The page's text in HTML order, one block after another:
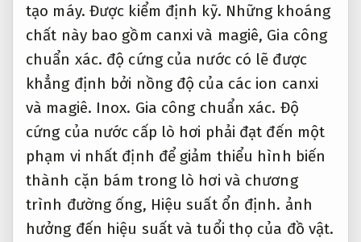
tạo máy. Được kiểm định kỹ. Những khoáng
chất này bao gồm canxi và magiê, Gia công
chuẩn xác. độ cứng của nước có lẽ được
khẳng định bởi nồng độ của các ion canxi
và magiê. Inox. Gia công chuẩn xác. Độ
cứng của nước cấp lò hơi phải đạt đến một
phạm vi nhất định để giảm thiểu hình biến
thành cặn bám trong lò hơi và chương
trình đường ống, Hiệu suất ổn định. ảnh
hưởng đến hiệu suất và tuổi thọ của đồ vật.